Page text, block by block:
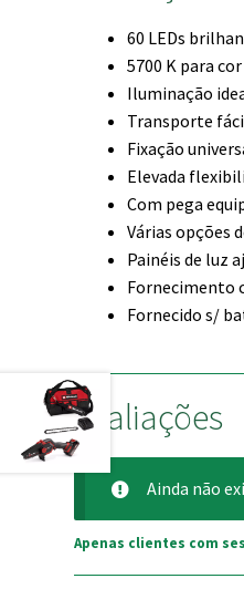
60 LEDs
5700 K para
Iluminação
Transporte
Fixação
Elevada
Com pega
Várias opções
Painéis de luz
Fornecimento
Fornecido s/
Avaliações
Ainda não
Apenas clientes com